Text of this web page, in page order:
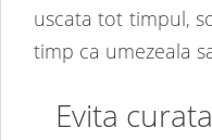
uscata tot timpul,
timp ca umezeala
Evita